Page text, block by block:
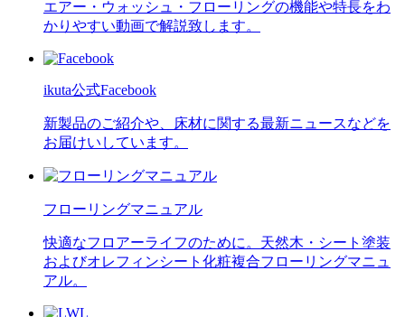
エアー・ウォッシュ・フローリングの機能や特長をわ
かりやすい動画で解説致します。
ikuta公式Facebook
新製品のご紹介や、床材に関する最新ニュースなどを
お届けいしています。
フローリングマニュアル
快適なフロアーライフのために。天然木・シート塗装
およびオレフィンシート化粧複合フローリングマニュ
アル。